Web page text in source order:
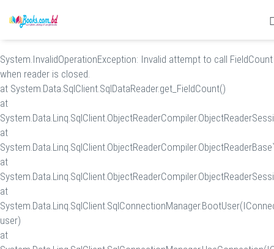
System.InvalidOperationException: Invalid attempt to call FieldCount
when reader is closed.
at System.Data.SqlClient.SqlDataReader.get_FieldCount()
at
at
at
at
user)
at